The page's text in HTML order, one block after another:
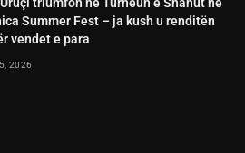
Summer Fest – ja kush u renditën
vendet e para
2026